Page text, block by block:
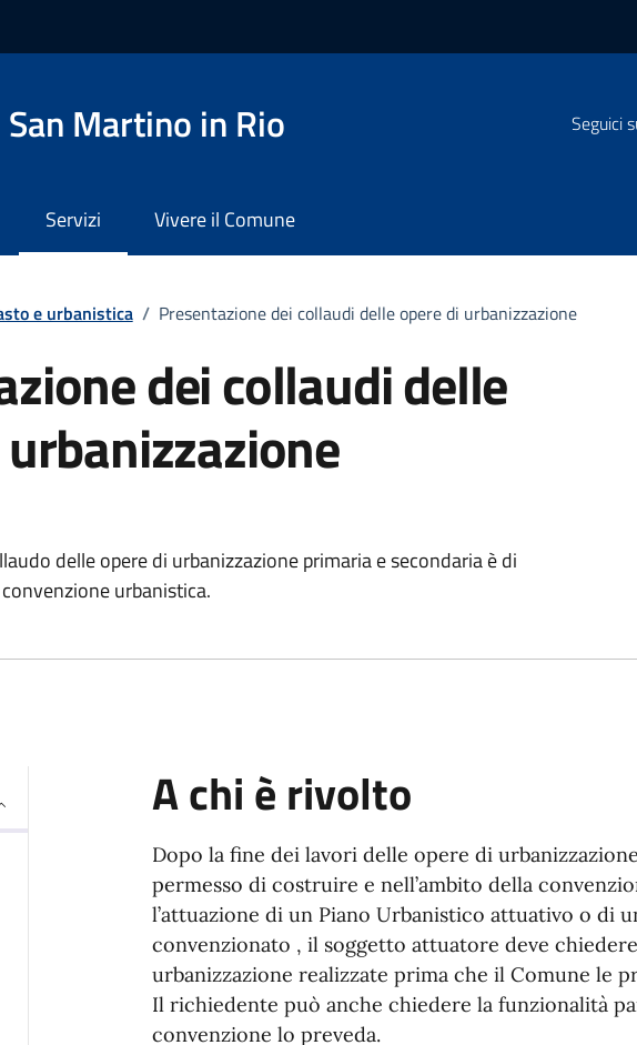
Martino in Rio Seguici
Servizi Vivere il Comune
e urbanistica / Presentazione dei collaudi delle opere di urbanizzazione
dei collaudi delle
delle opere di urbanizzazione primaria e secondaria è di
urbanistica.
A chi è rivolto
Dopo la fine dei lavori delle opere di
permesso di costruire e nell’ambito della
l’attuazione di un Piano Urbanistico attuativo o di
convenzionato , il soggetto attuatore deve
urbanizzazione realizzate prima che il Comune le
Il richiedente può anche chiedere la funzionalità
convenzione lo preveda.